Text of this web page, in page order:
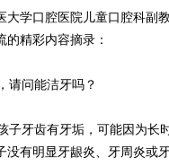
学口腔医院儿童口腔科副
精彩内容摘录：
问能洁牙吗？
牙齿有牙垢，可能因为长
没有明显牙龈炎、牙周炎或